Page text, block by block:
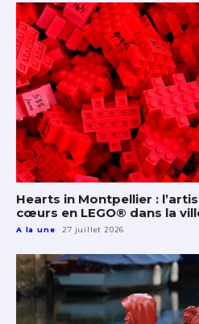
Hearts in Montpellier :
cœurs en LEGO® dans la
A la une 27 juillet 2026